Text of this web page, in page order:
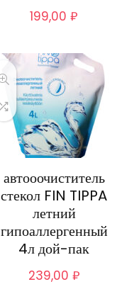
199,00₽
автооочиститель
стекол FIN TIPPA
летний
гипоаллергенный
4л дой-пак
239,00 ₽